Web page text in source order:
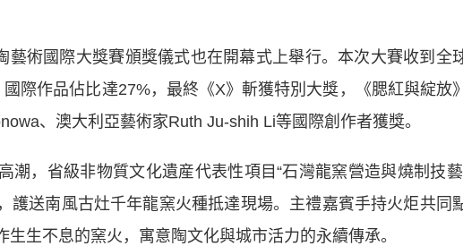
術國際大獎賽頒獎儀式也在開幕式上舉行。本次大賽收到全
際作品佔比達27%，最終《X》斬獲特別大獎，《腮紅與綻放
、澳大利亞藝術家Ruth Ju-shih Li等國際創作者獲獎。
，省級非物質文化遺産代表性項目“石灣龍窯營造與燒制技藝
護送南風古灶千年龍窯火種抵達現場。主禮嘉賓手持火炬共同
生不息的窯火，寓意陶文化與城市活力的永續傳承。